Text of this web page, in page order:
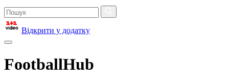
Відкрити у додатку
FootballHub